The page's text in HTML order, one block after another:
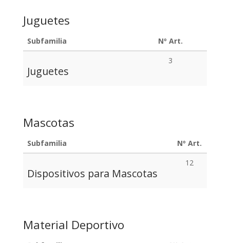
Juguetes
Subfamilia Nº Art.
Juguetes
3
Mascotas
Subfamilia Nº Art.
Dispositivos para Mascotas
12
Material Deportivo